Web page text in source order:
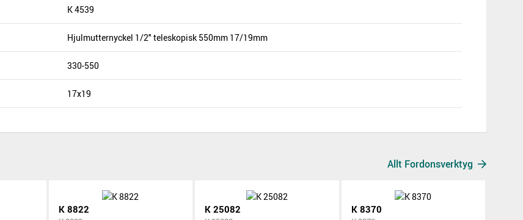
K 4539
Hjulmutternyckel 1/2" teleskopisk 550mm 17/19mm
330-550
17x19
Allt Fordonsverktyg
K 8822 K 25082 K 8370